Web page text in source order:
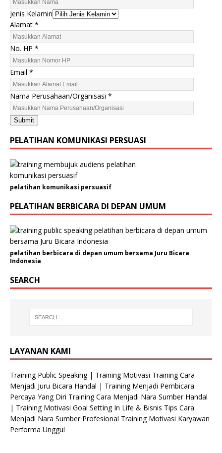
N
o
N
a
m
a
K
e
l
a
i
Jenis Kelamin
Alamat *
No. HP *
Email *
Nama Perusahaan/Organisasi *
Submit
PELATIHAN KOMUNIKASI PERSUASI
pelatihan komunikasi persuasif
PELATIHAN BERBICARA DI DEPAN UMUM
pelatihan berbicara di depan umum bersama Juru Bicara
Indonesia
SEARCH
LAYANAN KAMI
Training Public Speaking | Training Motivasi Training Cara
Menjadi Juru Bicara Handal | Training Menjadi Pembicara
Percaya Yang Diri Training Cara Menjadi Nara Sumber Handal
| Training Motivasi Goal Setting In Life & Bisnis Tips Cara
Menjadi Nara Sumber Profesional Training Motivasi Karyawan
Performa Unggul